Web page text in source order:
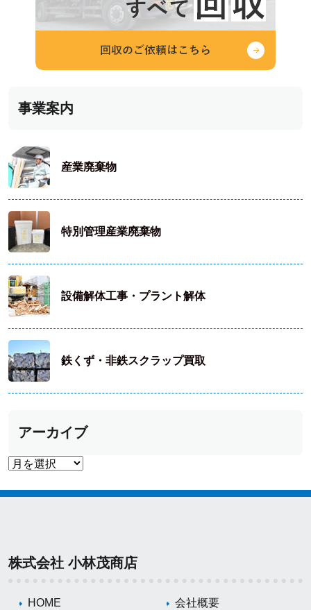
事業案内
産業廃棄物
特別管理産業廃棄物
設備解体工事・プラント解体
鉄くず・非鉄スクラップ買取
アーカイブ
株式会社 小林茂商店
HOME 会社概要